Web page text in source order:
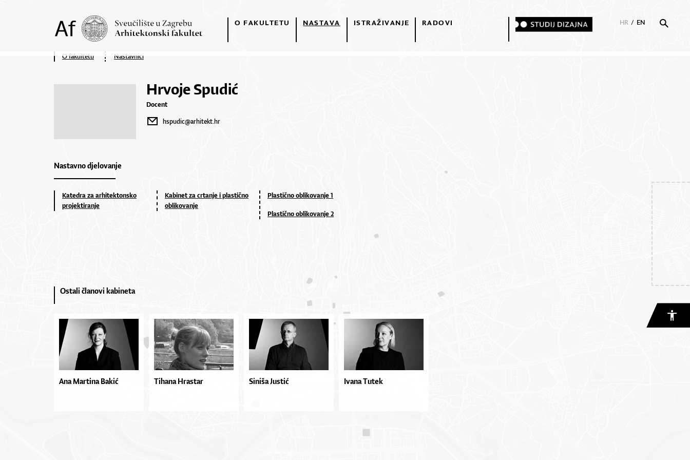
O FAKULTETU NASTAVA ISTRAŽIVANJE RADOVI HR / EN
O fakultetu Nastavnici
Hrvoje Spudić
Docent
hspudic@arhitekt.hr
Nastavno djelovanje
Katedra za arhitektonsko
projektiranje
Kabinet za crtanje i plastično
oblikovanje
Plastično oblikovanje 1
Plastično oblikovanje 2
Ostali članovi kabineta
Ana Martina Bakić Tihana Hrastar Siniša Justić Ivana Tutek